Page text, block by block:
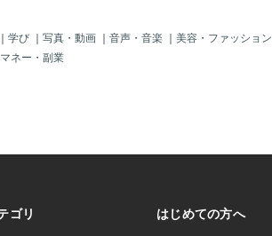
｜ 学び ｜ 写真・動画 ｜ 音声・音楽 ｜ 美容・ファッション
マネー・副業